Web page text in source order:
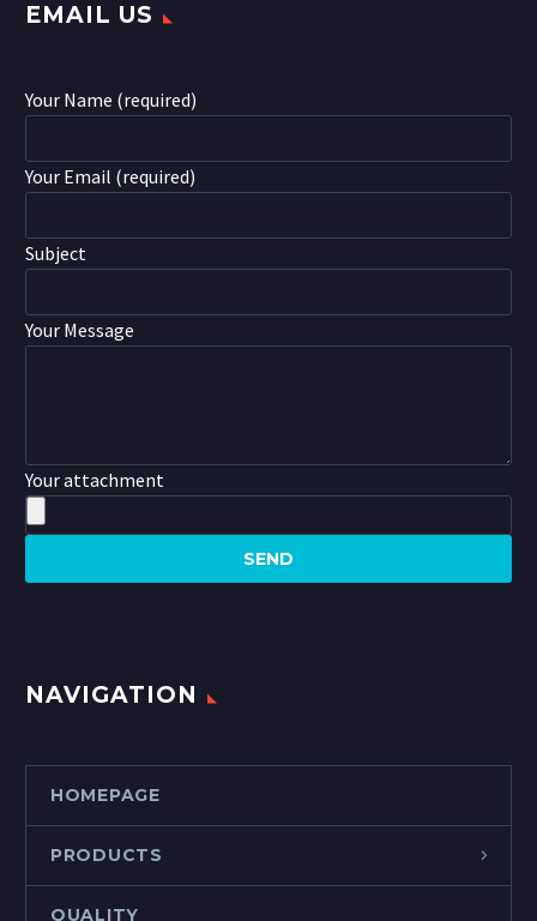
EMAIL US
Your Name (required)
Your Email (required)
Subject
Your Message
Your attachment
NAVIGATION
HOMEPAGE
PRODUCTS
QUALITY